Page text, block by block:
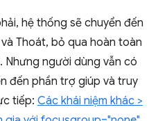
hệ thống sẽ chuyển đến
Thoát, bỏ qua hoàn toàn
Nhưng người dùng vẫn có
đến phần trợ giúp và truy
tiếp: Các khái niệm khác >